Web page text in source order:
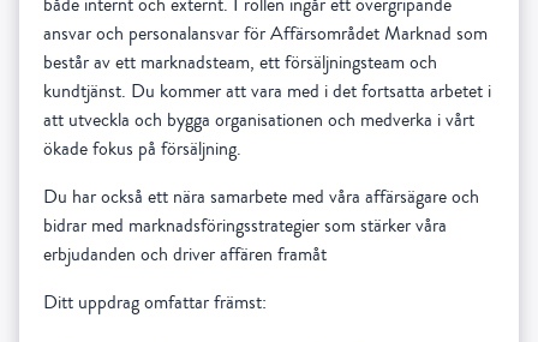
ansvar och personalansvar för Affärsområdet Marknad som
består av ett marknadsteam, ett försäljningsteam och
kundtjänst. Du kommer att vara med i det fortsatta arbetet i
att utveckla och bygga organisationen och medverka i vårt
ökade fokus på försäljning.
Du har också ett nära samarbete med våra affärsägare och
bidrar med marknadsföringsstrategier som stärker våra
erbjudanden och driver affären framåt
Ditt uppdrag omfattar främst: